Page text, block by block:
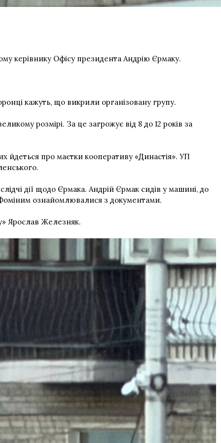
керівнику Офісу президента Андрію Єрмаку.
кажуть, що викрили організовану групу.
розмірі. За це загрожує від 8 до 12 років за
йдеться про маєтки кооперативу «Династія». УП
дії щодо Єрмака. Андрій Єрмак сидів у машині, до
ознайомлювалися з документами.
Ярослав Железняк.